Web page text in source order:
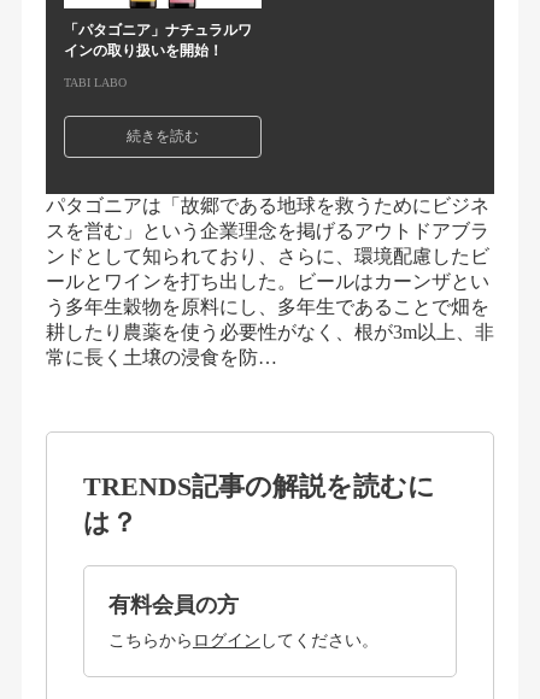
「パタゴニア」ナチュラルワ
インの取り扱いを開始！
TABI LABO
続きを読む
パタゴニアは「故郷である地球を救うためにビジネ
スを営む」という企業理念を掲げるアウトドアブラ
ンドとして知られており、さらに、環境配慮したビ
ールとワインを打ち出した。ビールはカーンザとい
う多年生穀物を原料にし、多年生であることで畑を
耕したり農薬を使う必要性がなく、根が3m以上、非
常に長く土壌の浸食を防…
TRENDS記事の解説を読むに
は？
有料会員の方
こちらから ログイン してください。